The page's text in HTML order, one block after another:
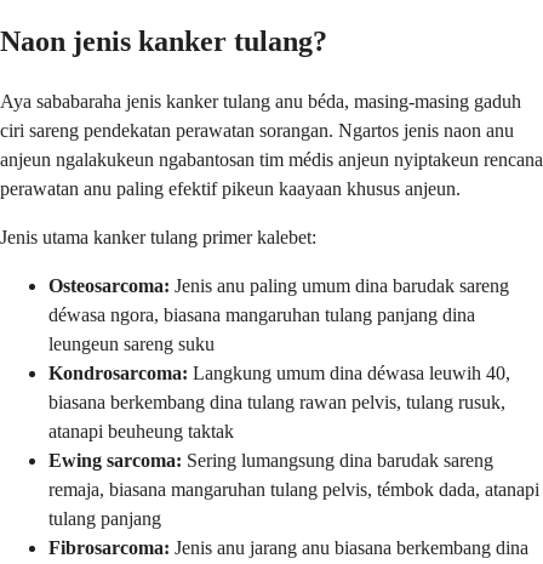
Naon jenis kanker tulang?
Aya sababaraha jenis kanker tulang anu béda, masing-masing gaduh
ciri sareng pendekatan perawatan sorangan. Ngartos jenis naon anu
anjeun ngalakukeun ngabantosan tim médis anjeun nyiptakeun rencana
perawatan anu paling efektif pikeun kaayaan khusus anjeun.
Jenis utama kanker tulang primer kalebet:
Osteosarcoma: Jenis anu paling umum dina barudak sareng
déwasa ngora, biasana mangaruhan tulang panjang dina
leungeun sareng suku
Kondrosarcoma: Langkung umum dina déwasa leuwih 40,
biasana berkembang dina tulang rawan pelvis, tulang rusuk,
atanapi beuheung taktak
Ewing sarcoma: Sering lumangsung dina barudak sareng
remaja, biasana mangaruhan tulang pelvis, témbok dada, atanapi
tulang panjang
Fibrosarcoma: Jenis anu jarang anu biasana berkembang dina